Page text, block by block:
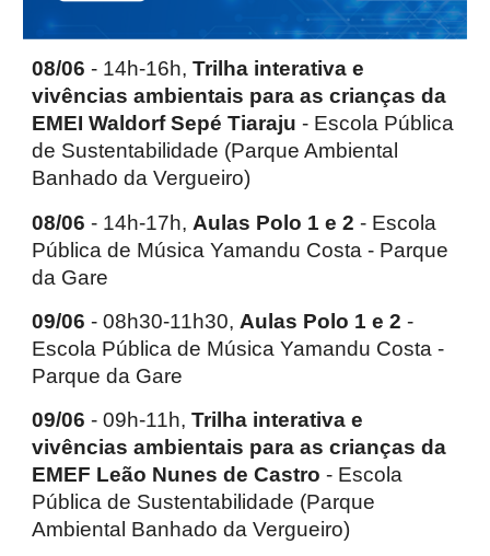
08/06 - 14h-16h,Trilha interativa e
vivências ambientais para as crianças da
EMEI Waldorf Sepé Tiaraju - Escola Pública
de Sustentabilidade (Parque Ambiental
Banhado da Vergueiro)
08/06 - 14h-17h, Aulas Polo 1 e 2 - Escola
Pública de Música Yamandu Costa - Parque
da Gare
09/06 - 08h30-11h30, Aulas Polo 1 e 2 -
Escola Pública de Música Yamandu Costa -
Parque da Gare
09/06 - 09h-11h,Trilha interativa e
vivências ambientais para as crianças da
EMEF Leão Nunes de Castro - Escola
Pública de Sustentabilidade (Parque
Ambiental Banhado da Vergueiro)